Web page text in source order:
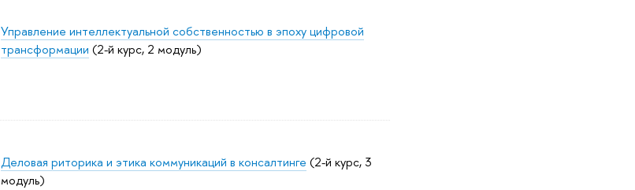
Управление интеллектуальной собственностью в эпоху цифровой
трансформации (2-й курс, 2 модуль)
Деловая риторика и этика коммуникаций в консалтинге (2-й курс, 3
модуль)